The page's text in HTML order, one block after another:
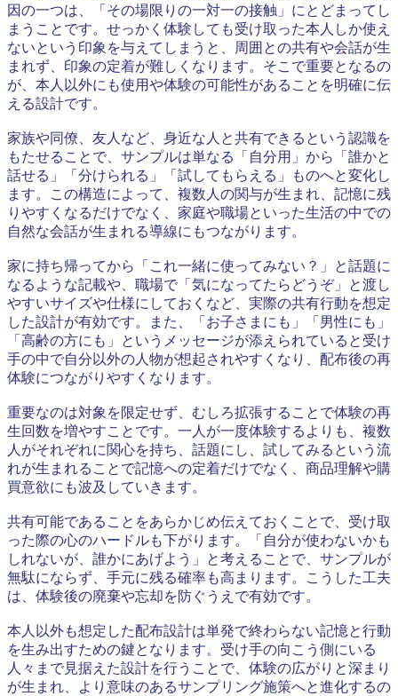
因の一つは、「その場限りの一対一の接触」にとどまってし
まうことです。せっかく体験しても受け取った本人しか使え
ないという印象を与えてしまうと、周囲との共有や会話が生
まれず、印象の定着が難しくなります。そこで重要となるの
が、本人以外にも使用や体験の可能性があることを明確に伝
える設計です。
家族や同僚、友人など、身近な人と共有できるという認識を
もたせることで、サンプルは単なる「自分用」から「誰かと
話せる」「分けられる」「試してもらえる」ものへと変化し
ます。この構造によって、複数人の関与が生まれ、記憶に残
りやすくなるだけでなく、家庭や職場といった生活の中での
自然な会話が生まれる導線にもつながります。
家に持ち帰ってから「これ一緒に使ってみない？」と話題に
なるような記載や、職場で「気になってたらどうぞ」と渡し
やすいサイズや仕様にしておくなど、実際の共有行動を想定
した設計が有効です。また、「お子さまにも」「男性にも」
「高齢の方にも」というメッセージが添えられていると受け
手の中で自分以外の人物が想起されやすくなり、配布後の再
体験につながりやすくなります。
重要なのは対象を限定せず、むしろ拡張することで体験の再
生回数を増やすことです。一人が一度体験するよりも、複数
人がそれぞれに関心を持ち、話題にし、試してみるという流
れが生まれることで記憶への定着だけでなく、商品理解や購
買意欲にも波及していきます。
共有可能であることをあらかじめ伝えておくことで、受け取
った際の心のハードルも下がります。「自分が使わないかも
しれないが、誰かにあげよう」と考えることで、サンプルが
無駄にならず、手元に残る確率も高まります。こうした工夫
は、体験後の廃棄や忘却を防ぐうえで有効です。
本人以外も想定した配布設計は単発で終わらない記憶と行動
を生み出すための鍵となります。受け手の向こう側にいる
人々まで見据えた設計を行うことで、体験の広がりと深まり
が生まれ、より意味のあるサンプリング施策へと進化するの